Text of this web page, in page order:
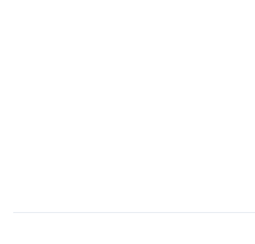
طراحی شده است. این
و